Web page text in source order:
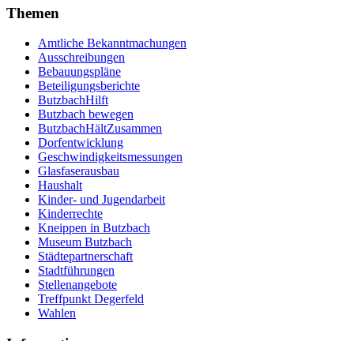
Themen
Amtliche Bekanntmachungen
Ausschreibungen
Bebauungspläne
Beteiligungsberichte
ButzbachHilft
Butzbach bewegen
ButzbachHältZusammen
Dorfentwicklung
Geschwindigkeitsmessungen
Glasfaserausbau
Haushalt
Kinder- und Jugendarbeit
Kinderrechte
Kneippen in Butzbach
Museum Butzbach
Städtepartnerschaft
Stadtführungen
Stellenangebote
Treffpunkt Degerfeld
Wahlen